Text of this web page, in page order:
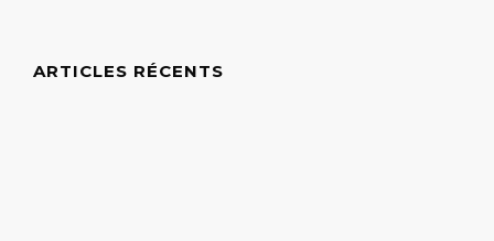
ARTICLES RÉCENTS